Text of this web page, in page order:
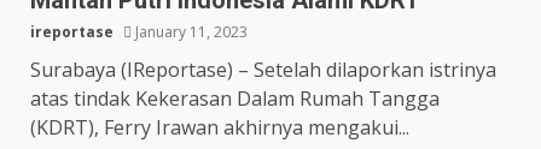
ireportase January 11, 2023
Surabaya (IReportase) – Setelah dilaporkan istrinya
atas tindak Kekerasan Dalam Rumah Tangga
(KDRT), Ferry Irawan akhirnya mengakui...